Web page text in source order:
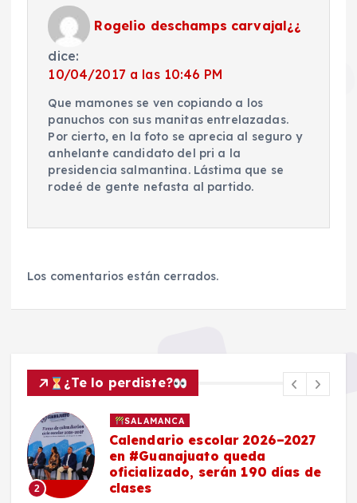
Rogelio deschamps carvajal¿¿
dice:
10/04/2017 a las 10:46 PM
Que mamones se ven copiando a los
panuchos con sus manitas entrelazadas.
Por cierto, en la foto se aprecia al seguro y
anhelante candidato del pri a la
presidencia salmantina. Lástima que se
rodeé de gente nefasta al partido.
Los comentarios están cerrados.
¿Te lo perdiste?
SALAMANCA
Calendario escolar 2026–2027
en #Guanajuato queda
oficializado, serán 190 días de
clases